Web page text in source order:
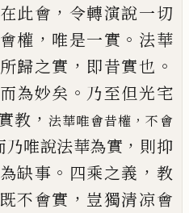
此會 ， 令轉演說一切
權 ， 唯是一實 。 法華
歸之實 ， 即昔實也 。
為妙矣 。 乃至但光宅
教 ，法華唯會昔權 ，不會
乃唯說法華為實 ， 則抑
缺事 。 四乘之義 ， 教
不會實 ， 豈獨清凉會